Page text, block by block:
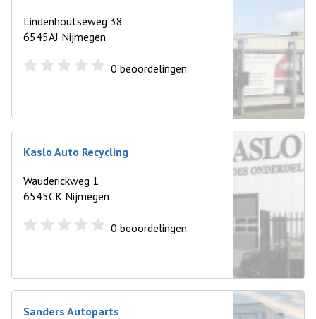
Lindenhoutseweg 38
6545AJ Nijmegen
0 beoordelingen
Kaslo Auto Recycling
Wauderickweg 1
6545CK Nijmegen
0 beoordelingen
Sanders Autoparts